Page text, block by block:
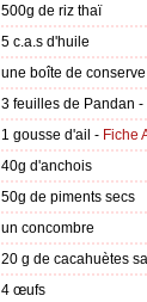
500g de riz thaï
5 c.a.s d'huile
une boîte de
3 feuilles de Pandan -
1 gousse d'ail - Fiche
40g d'anchois
50g de piments secs
un concombre
20 g de cacahuètes
4 œufs